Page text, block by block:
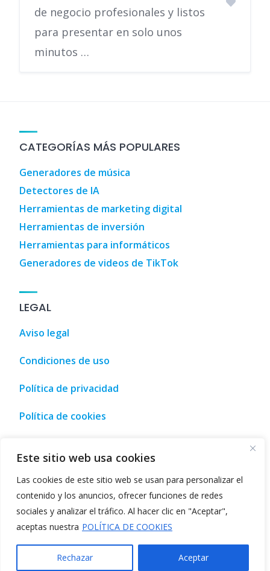
Este sitio web usa cookies
Las cookies de este sitio web se usan para personalizar el
contenido y los anuncios, ofrecer funciones de redes
sociales y analizar el tráfico. Al hacer clic en "Aceptar",
aceptas nuestra POLÍTICA DE COOKIES
Rechazar Aceptar
de negocio profesionales y listos
para presentar en solo unos
minutos …
CATEGORÍAS MÁS POPULARES
Generadores de música
Detectores de IA
Herramientas de marketing digital
Herramientas de inversión
Herramientas para informáticos
Generadores de videos de TikTok
LEGAL
Aviso legal
Condiciones de uso
Política de privacidad
Política de cookies
• Málaga, España Tourism, leisure and shopping
©2026Directorio de herramientas IA
Herramientas impulsadas por IA-
inteligencia artificial